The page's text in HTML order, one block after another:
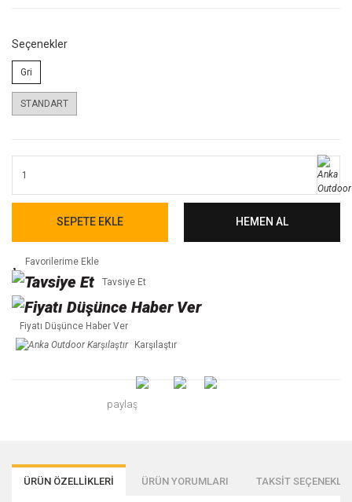
Seçenekler
Gri
STANDART
SEPETE EKLE HEMEN AL
Tavsiye Et
Fiyatı Düşünce Haber Ver
Karşılaştır
paylaş
ÜRÜN ÖZELLİKLERİ ÜRÜN YORUMLARI TAKSİT